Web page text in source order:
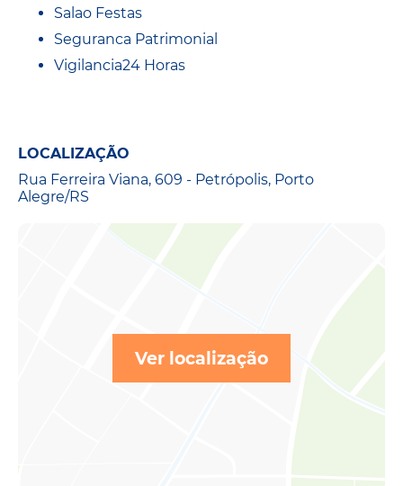
Salao Festas
Seguranca Patrimonial
Vigilancia24 Horas
LOCALIZAÇÃO
Rua Ferreira Viana, 609 - Petrópolis, Porto
Alegre/RS
Ver localização